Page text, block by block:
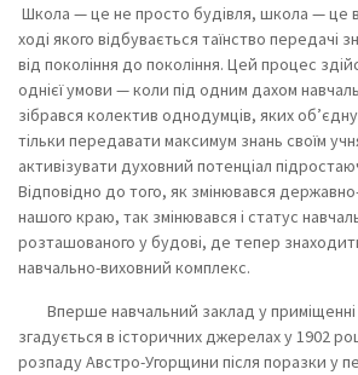
Школа — це не просто будівля, школа — це
ході якого відбувається таїнство передачі
від покоління до покоління. Цей процес
однієї умови — коли під одним дахом
зібрався колектив однодумців, яких
тільки передавати максимум знань своїм
активізувати духовний потенціал
Відповідно до того, як змінювався
нашого краю, так змінювався і статус
розташованого у будові, де тепер
навчально-виховний комплекс.
Вперше навчальний заклад у приміщенні
згадується в історичних джерелах у 1902
розпаду Австро-Угорщини після поразки у